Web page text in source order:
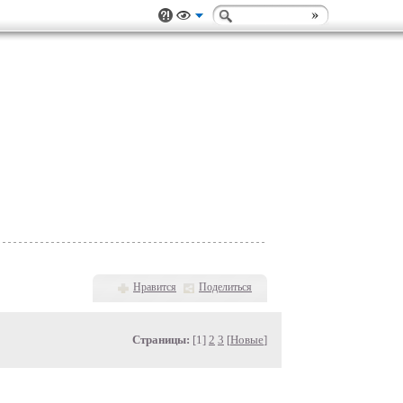
Нравится Поделиться
Страницы: [1] 2 3 [Новые]